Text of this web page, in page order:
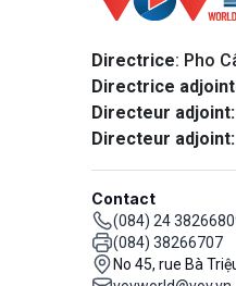
Directrice: Pho
Directrice
Directeur adjoint:
Directeur adjoint:
Contact
(084) 24
(084) 38266707
No 45, rue Bà